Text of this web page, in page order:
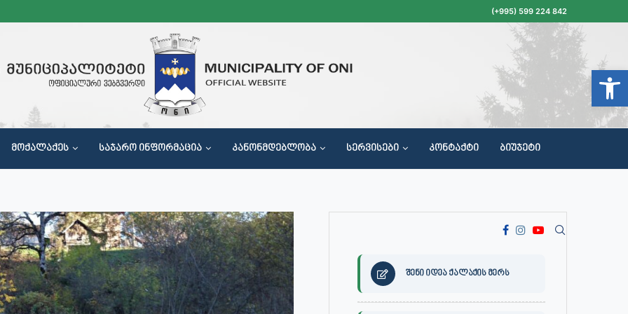
(+995) 599 224 842
ᲛᲝᲥᲐᲚᲐᲥᲔᲡ ᲡᲐᲯᲐᲠᲝ ᲘᲜᲤᲝᲠᲛᲐᲪᲘᲐ ᲙᲐᲜᲝᲜᲛᲓᲔᲑᲚᲝᲑᲐ ᲡᲔᲠᲕᲘᲡᲔᲑᲘ ᲙᲝᲜᲢᲐᲥᲢᲘ ᲑᲘᲣᲯᲔᲢᲘ
შენი იდეა ქალაქის მერს